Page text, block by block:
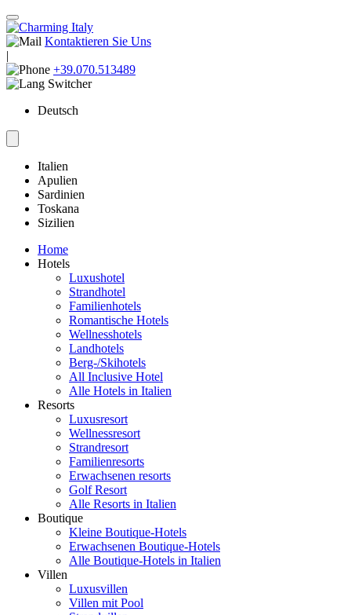
Kontaktieren Sie Uns
|
+39.070.513489
Deutsch
Italien
Apulien
Sardinien
Toskana
Sizilien
Home
Hotels
Luxushotel
Strandhotel
Familienhotels
Romantische Hotels
Wellnesshotels
Landhotels
Berg-/Skihotels
All Inclusive Hotel
Alle Hotels in Italien
Resorts
Luxusresort
Wellnessresort
Strandresort
Familienresorts
Erwachsenen resorts
Golf Resort
Alle Resorts in Italien
Boutique
Kleine Boutique-Hotels
Erwachsenen Boutique-Hotels
Alle Boutique-Hotels in Italien
Villen
Luxusvillen
Villen mit Pool